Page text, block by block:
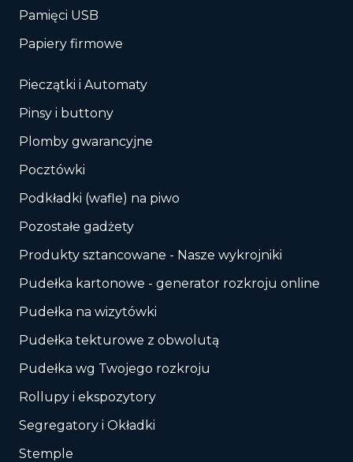
Pamięci USB
Papiery firmowe
Pieczątki i Automaty
Pinsy i buttony
Plomby gwarancyjne
Pocztówki
Podkładki (wafle) na piwo
Pozostałe gadżety
Produkty sztancowane - Nasze wykrojniki
Pudełka kartonowe - generator rozkroju online
Pudełka na wizytówki
Pudełka tekturowe z obwolutą
Pudełka wg Twojego rozkroju
Rollupy i ekspozytory
Segregatory i Okładki
Stemple